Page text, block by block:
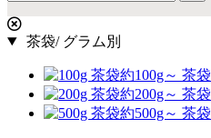
茶袋/ グラム別
約100g～ 茶袋
約200g～ 茶袋
約500g～ 茶袋